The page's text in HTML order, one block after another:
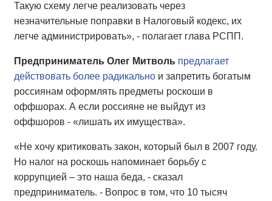
Такую схему легче реализовать через
незначительные поправки в Налоговый кодекс, их
легче администрировать», - полагает глава РСПП.
Предприниматель Олег Митволь предлагает
действовать более радикально и запретить богатым
россиянам оформлять предметы роскоши в
оффшорах. А если россияне не выйдут из
оффшоров - «лишать их имущества».
«Не хочу критиковать закон, который был в 2007 году.
Но налог на роскошь напоминает борьбу с
коррупцией – это наша беда, - сказал
предприниматель. - Вопрос в том, что 10 тысяч